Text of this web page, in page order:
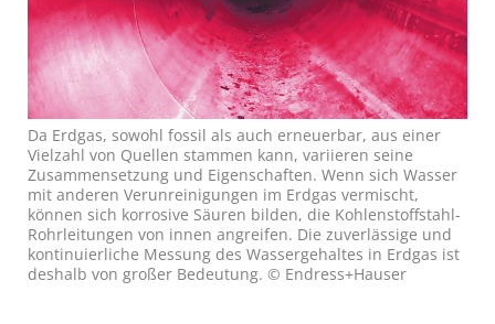
Da Erdgas, sowohl fossil als auch erneuerbar, aus einer
Vielzahl von Quellen stammen kann, variieren seine
Zusammensetzung und Eigenschaften. Wenn sich Wasser
mit anderen Verunreinigungen im Erdgas vermischt,
können sich korrosive Säuren bilden, die Kohlenstoffstahl-
Rohrleitungen von innen angreifen. Die zuverlässige und
kontinuierliche Messung des Wassergehaltes in Erdgas ist
deshalb von großer Bedeutung. © Endress+Hauser